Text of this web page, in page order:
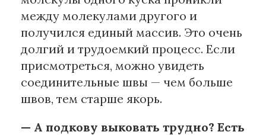
между молекулами другого и
получился единый массив. Это очень
долгий и трудоемкий процесс. Если
присмотреться, можно увидеть
соединительные швы — чем больше
швов, тем старше якорь.
— А подкову выковать трудно? Есть